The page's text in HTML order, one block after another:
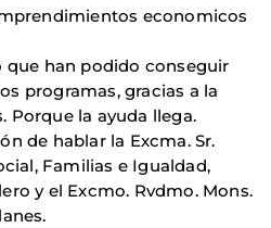
economicos
que han podido conseguir
programas, gracias a la
Porque la ayuda llega.
de hablar la Excma. Sr.
Familias e Igualdad,
y el Excmo. Rvdmo. Mons.